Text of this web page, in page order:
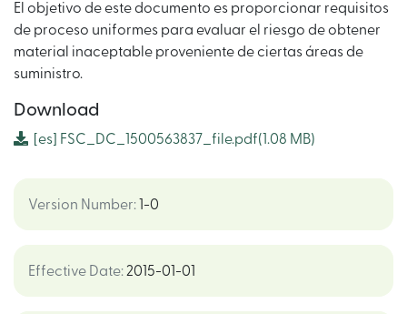
El objetivo de este documento es proporcionar requisitos
de proceso uniformes para evaluar el riesgo de obtener
material inaceptable proveniente de ciertas áreas de
suministro.
Download
[es] FSC_DC_1500563837_file.pdf(1.08 MB)
Version Number: 1-0
Effective Date: 2015-01-01